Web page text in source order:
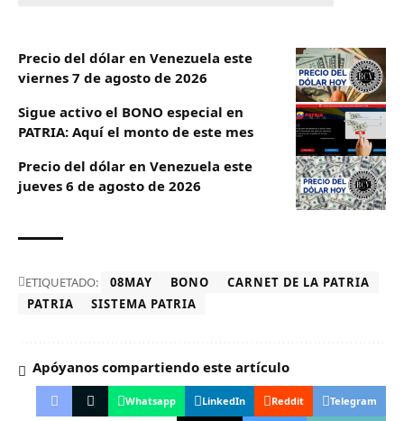
Precio del dólar en Venezuela este
viernes 7 de agosto de 2026
Sigue activo el BONO especial en
PATRIA: Aquí el monto de este mes
Precio del dólar en Venezuela este
jueves 6 de agosto de 2026
ETIQUETADO: 08MAY BONO
CARNET DE LA PATRIA
PATRIA
SISTEMA PATRIA
Apóyanos compartiendo este artículo
Whatsapp LinkedIn Reddit Telegram